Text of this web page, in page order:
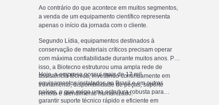
Ao contrário do que acontece em muitos segmentos,
a venda de um equipamento científico representa
apenas o início da jornada com o cliente.
Segundo Lídia, equipamentos destinados à
conservação de materiais críticos precisam operar
com máxima confiabilidade durante muitos anos. Por
isso, a Biotecno estruturou uma ampla rede de
assistência técnica, investindo continuamente em
treinamento, disponibilidade de peças, suporte
remoto e atendimento humanizado.
Hoje, a empresa possui mais de 17 mil
equipamentos instalados no Brasil e em outros
países, o que exige uma estrutura robusta para
garantir suporte técnico rápido e eficiente em